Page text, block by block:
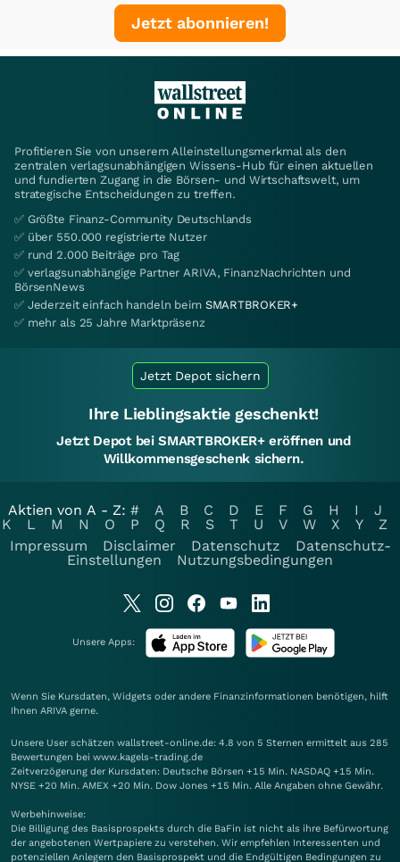
Jetzt abonnieren!
Profitieren Sie von unserem Alleinstellungsmerkmal als den
zentralen verlagsunabhängigen Wissens-Hub für einen aktuellen
und fundierten Zugang in die Börsen- und Wirtschaftswelt, um
strategische Entscheidungen zu treffen.
✅ Größte Finanz-Community Deutschlands
✅ über 550.000 registrierte Nutzer
✅ rund 2.000 Beiträge pro Tag
✅ verlagsunabhängige Partner ARIVA, FinanzNachrichten und
BörsenNews
✅ Jederzeit einfach handeln beim SMARTBROKER+
✅ mehr als 25 Jahre Marktpräsenz
Jetzt Depot sichern
Ihre Lieblingsaktie geschenkt!
Jetzt Depot bei SMARTBROKER+ eröffnen und
Willkommensgeschenk sichern.
Aktien von A - Z: # A B C D E F G H I
J
K
L M N O P Q R S T U V W X Y
Z
Impressum
Disclaimer Datenschutz
Datenschutz-
Einstellungen
Nutzungsbedingungen
Unsere Apps:
Wenn Sie Kursdaten, Widgets oder andere Finanzinformationen benötigen, hilft
Ihnen ARIVA gerne.
Unsere User schätzen wallstreet-online.de: 4.8 von 5 Sternen ermittelt aus 285
Bewertungen bei www.kagels-trading.de
Zeitverzögerung der Kursdaten: Deutsche Börsen +15 Min. NASDAQ +15 Min.
NYSE +20 Min. AMEX +20 Min. Dow Jones +15 Min. Alle Angaben ohne Gewähr.
Werbehinweise:
Die Billigung des Basisprospekts durch die BaFin ist nicht als ihre Befürwortung
der angebotenen Wertpapiere zu verstehen. Wir empfehlen Interessenten und
potenziellen Anlegern den Basisprospekt und die Endgültigen Bedingungen zu